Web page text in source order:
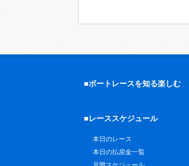
■ボートレースを知る楽しむ
■レーススケジュール
本日のレース
本日の払戻金一覧